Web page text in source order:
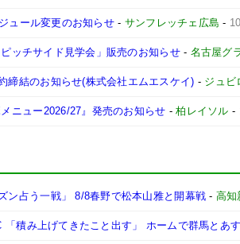
ュール変更のお知らせ- サンフレッチェ広島 -
ッチサイド見学会」販売のお知らせ- 名古屋グ
締結のお知らせ(株式会社エムエスケイ) - ジュビ
ニュー2026/27』発売のお知らせ -柏レイソル -
ン占う一戦」 8/8春野で松本山雅と開幕戦 - 高知
「積み上げてきたこと出す」 ホームで群馬とあ